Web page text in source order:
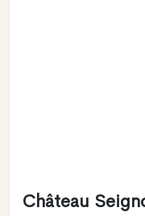
Château